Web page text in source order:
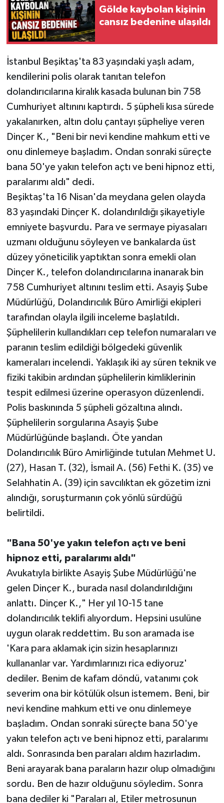
Gölde kaybolan kişinin
cansız bedenine ulaşıldı
İstanbul Beşiktaş'ta 83 yaşındaki yaşlı adam,
kendilerini polis olarak tanıtan telefon
dolandırıcılarına kiralık kasada bulunan bin 758
Cumhuriyet altınını kaptırdı. 5 şüpheli kısa sürede
yakalanırken, altın dolu çantayı şüpheliye veren
Dinçer K., "Beni bir nevi kendine mahkum etti ve
onu dinlemeye başladım. Ondan sonraki süreçte
bana 50'ye yakın telefon açtı ve beni hipnoz etti,
paralarımı aldı" dedi.
Beşiktaş'ta 16 Nisan'da meydana gelen olayda
83 yaşındaki Dinçer K. dolandırıldığı şikayetiyle
emniyete başvurdu. Para ve sermaye piyasaları
uzmanı olduğunu söyleyen ve bankalarda üst
düzey yöneticilik yaptıktan sonra emekli olan
Dinçer K., telefon dolandırıcılarına inanarak bin
758 Cumhuriyet altınını teslim etti. Asayiş Şube
Müdürlüğü, Dolandırıcılık Büro Amirliği ekipleri
tarafından olayla ilgili inceleme başlatıldı.
Şüphelilerin kullandıkları cep telefon numaraları ve
paranın teslim edildiği bölgedeki güvenlik
kameraları incelendi. Yaklaşık iki ay süren teknik ve
fiziki takibin ardından şüphelilerin kimliklerinin
tespit edilmesi üzerine operasyon düzenlendi.
Polis baskınında 5 şüpheli gözaltına alındı.
Şüphelilerin sorgularına Asayiş Şube
Müdürlüğünde başlandı. Öte yandan
Dolandırıcılık Büro Amirliğinde tutulan Mehmet U.
(27), Hasan T. (32), İsmail A. (56) Fethi K. (35) ve
Selahhatin A. (39) için savcılıktan ek gözetim izni
alındığı, soruşturmanın çok yönlü sürdüğü
belirtildi.
"Bana 50'ye yakın telefon açtı ve beni
hipnoz etti, paralarımı aldı"
Avukatıyla birlikte Asayiş Şube Müdürlüğü'ne
gelen Dinçer K., burada nasıl dolandırıldığını
anlattı. Dinçer K.," Her yıl 10-15 tane
dolandırıcılık teklifi alıyordum. Hepsini usulüne
uygun olarak reddettim. Bu son aramada ise
'Kara para aklamak için sizin hesaplarınızı
kullananlar var. Yardımlarınızı rica ediyoruz'
dediler. Benim de kafam döndü, vatanımı çok
severim ona bir kötülük olsun istemem. Beni, bir
nevi kendine mahkum etti ve onu dinlemeye
başladım. Ondan sonraki süreçte bana 50'ye
yakın telefon açtı ve beni hipnoz etti, paralarımı
aldı. Sonrasında ben paraları aldım hazırladım.
Beni arayarak bana paraların hazır olup olmadığını
sordu. Ben de hazır olduğunu söyledim. Sonra
bana dediler ki "Paraları al, Etiler metrosunun